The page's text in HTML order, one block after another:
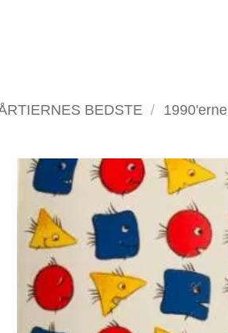
BEDSTE / 1990'erne